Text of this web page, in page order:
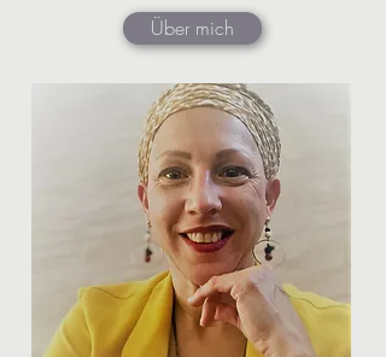
Über mich